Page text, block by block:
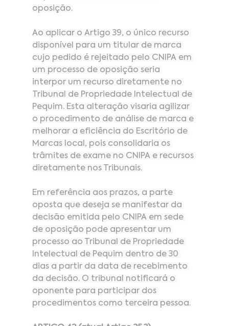
oposição.
Ao aplicar o Artigo 39, o único recurso
disponível para um titular de marca
cujo pedido é rejeitado pelo CNIPA em
um processo de oposição seria
interpor um recurso diretamente no
Tribunal de Propriedade Intelectual de
Pequim. Esta alteração visaria agilizar
o procedimento de análise de marca e
melhorar a eficiência do Escritório de
Marcas local, pois consolidaria os
trâmites de exame no CNIPA e recursos
diretamente nos Tribunais.
Em referência aos prazos, a parte
oposta que deseja se manifestar da
decisão emitida pelo CNIPA em sede
de oposição pode apresentar um
processo ao Tribunal de Propriedade
Intelectual de Pequim dentro de 30
dias a partir da data de recebimento
da decisão. O tribunal notificará o
oponente para participar dos
procedimentos como terceira pessoa.